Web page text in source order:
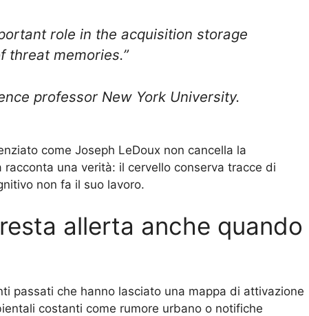
role in the acquisition storage
threat memories.”
professor New York University.
come Joseph LeDoux non cancella la
una verità: il cervello conserva tracce di
non fa il suo lavoro.
allerta anche quando
passati che hanno lasciato una mappa di attivazione
costanti come rumore urbano o notifiche